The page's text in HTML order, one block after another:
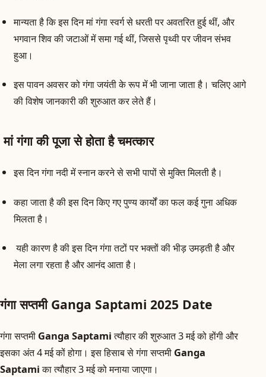
मान्यता है कि इस दिन मां गंगा स्वर्ग से धरती पर अवतरित हुई थीं, और
भगवान शिव की जटाओं में समा गई थीं, जिससे पृथ्वी पर जीवन संभव
हुआ।
इस पावन अवसर को गंगा जयंती के रूप में भी जाना जाता है। चलिए आगे
की विशेष जानकारी की शुरुआत कर लेते हैं।
मां गंगा की पूजा से होता है चमत्कार
इस दिन गंगा नदी में स्नान करने से सभी पापों से मुक्ति मिलती है।
कहा जाता है की इस दिन किए गए पुण्य कार्यों का फल कई गुना अधिक
मिलता है।
यही कारण है की इस दिन गंगा तटों पर भक्तों की भीड़ उमड़ती है और
मेला लगा रहता है और आनंद आता है।
गंगा सप्तमी Ganga Saptami 2025 Date
गंगा सप्तमी Ganga Saptamiत्यौहार की शुरुआत 3 मई को होंगी और
इसका अंत 4 मई कों होगा। इस हिसाब से गंगा सप्तमी Ganga
Saptamiका त्यौहार 3 मई को मनाया जाएगा।